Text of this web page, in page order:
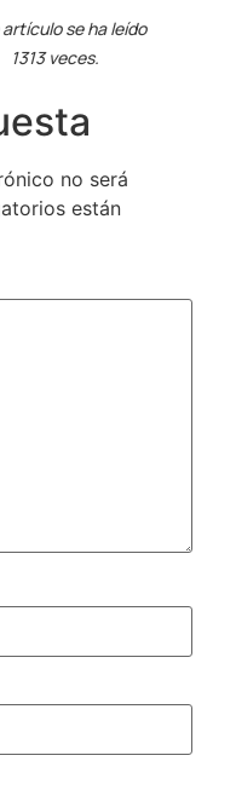
se ha leído
1313 veces.
no será
están